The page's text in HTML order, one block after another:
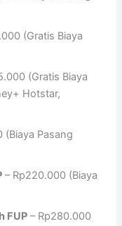
(Gratis Biaya
(Gratis Biaya
Hotstar,
(Biaya Pasang
– Rp220.000 (Biaya
FUP – Rp280.000